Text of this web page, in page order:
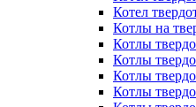
Котел
Котлы на
Котлы
Котлы
Котлы
Котлы